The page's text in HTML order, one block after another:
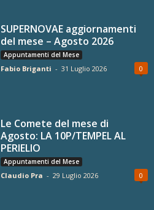
SUPERNOVAE aggiornamenti
del mese – Agosto 2026
Appuntamenti del Mese
Fabio Briganti - 31 Luglio 2026 0
Le Comete del mese di
Agosto: LA 10P/TEMPEL AL
PERIELIO
Appuntamenti del Mese
Claudio Pra - 29 Luglio 2026 0